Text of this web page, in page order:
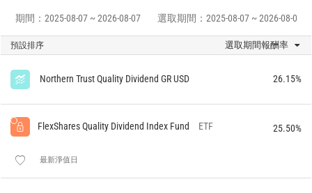
期間：2025-08-07 ~ 2026-08-07 選取期間：2025-08-07 ~ 2026-08-07
預設排序 選取期間報酬率
Northern Trust Quality Dividend GR USD 26.15%
FlexShares Quality Dividend Index Fund ETF 25.50%
最新淨值日